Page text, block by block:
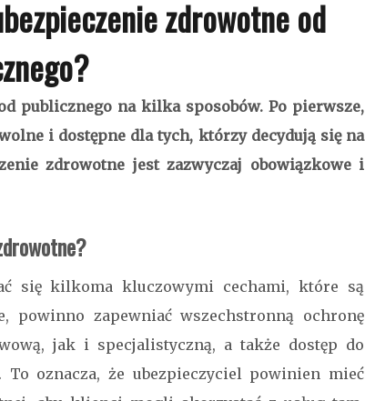
zdrowotne od
publicznego na kilka sposobów. Po pierwsze,
i dostępne dla tych, którzy decydują się na
zdrowotne jest zazwyczaj obowiązkowe i
się kilkoma kluczowymi cechami, które są
zapewniać wszechstronną ochronę
jak i specjalistyczną, a także dostęp do
oznacza, że ubezpieczyciel powinien mieć